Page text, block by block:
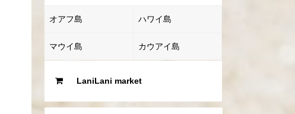
オアフ島 ハワイ島
マウイ島 カウアイ島
LaniLani market